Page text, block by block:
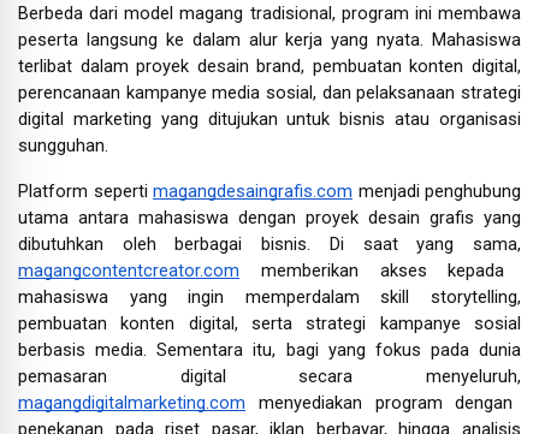
Berbeda dari model magang tradisional, program ini membawa
peserta langsung ke dalam alur kerja yang nyata. Mahasiswa
terlibat dalam proyek desain brand, pembuatan konten digital,
perencanaan kampanye media sosial, dan pelaksanaan strategi
digital marketing yang ditujukan untuk bisnis atau organisasi
sungguhan.
Platform seperti magangdesaingrafis.com menjadi penghubung
utama antara mahasiswa dengan proyek desain grafis yang
dibutuhkan oleh berbagai bisnis. Di saat yang sama,
magangcontentcreator.com memberikan akses kepada
mahasiswa yang ingin memperdalam skill storytelling,
pembuatan konten digital, serta strategi kampanye sosial
berbasis media. Sementara itu, bagi yang fokus pada dunia
pemasaran digital secara menyeluruh,
magangdigitalmarketing.com menyediakan program dengan
penekanan pada riset pasar, iklan berbayar, hingga analisis